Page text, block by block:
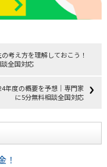
考え方を理解しておこう！
全国対応
年度の概要を予想｜専門家
に5分無料相談全国対応
！